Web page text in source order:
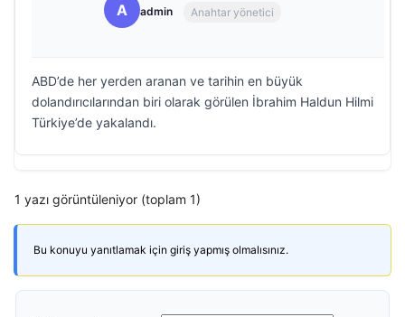
A admin Anahtar yönetici
ABD’de her yerden aranan ve tarihin en büyük
dolandırıcılarından biri olarak görülen İbrahim Haldun Hilmi
Türkiye’de yakalandı.
1 yazı görüntüleniyor (toplam 1)
Bu konuyu yanıtlamak için giriş yapmış olmalısınız.